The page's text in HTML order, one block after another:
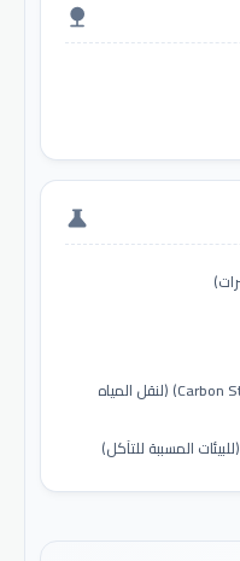
nature
science
أنابيب الفولاذ الكربوني (Carbon Steel Pipes) (لنقل المياه